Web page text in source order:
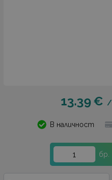
13.39 € /
В наличност
бр.